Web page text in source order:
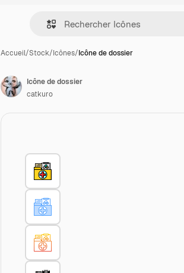
Accueil/Stock/Icônes/Icône de dossier
Icône de dossier
catkuro